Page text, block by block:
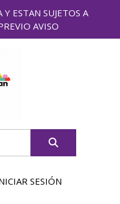
ESTAN SUJETOS A
AVISO
SESIÓN